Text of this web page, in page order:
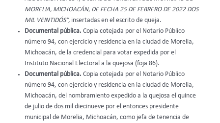
MORELIA, MICHOACÁN, DE FECHA 25 DE FEBRERO DE 2022 DOS
MIL VEINTIDÓS”, insertadas en el escrito de queja.
Documental pública. Copia cotejada por el Notario Público
número 94, con ejercicio y residencia en la ciudad de Morelia,
Michoacán, de la credencial para votar expedida por el
Instituto Nacional Electoral a la quejosa (foja 86).
Documental pública. Copia cotejada por el Notario Público
número 94, con ejercicio y residencia en la ciudad de Morelia,
Michoacán, del nombramiento expedido a la quejosa el quince
de julio de dos mil diecinueve por el entonces presidente
municipal de Morelia, Michoacán, como jefa de tenencia de